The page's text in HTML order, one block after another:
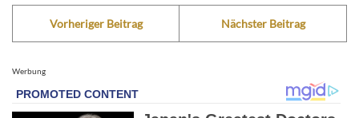
Vorheriger Beitrag Nächster Beitrag
Werbung